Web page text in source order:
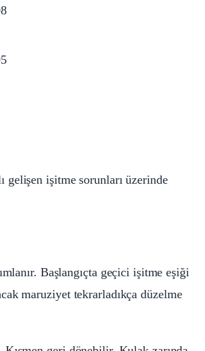
işitme sorunları üzerinde
Başlangıçta geçici işitme eşiği
maruziyet tekrarladıkça düzelme